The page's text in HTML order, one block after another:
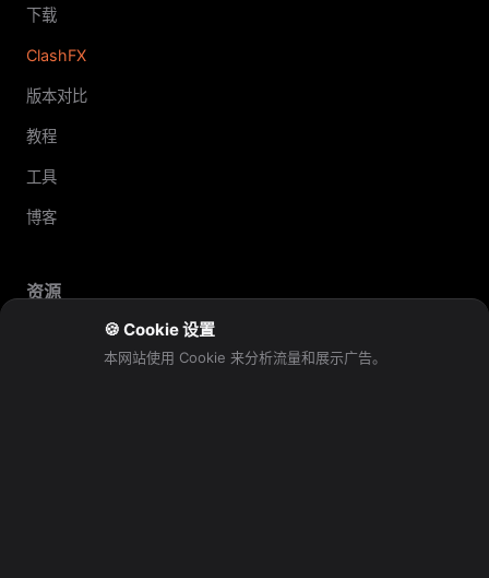
下载
ClashFX
版本对比
教程
工具
博客
资源
🍪 Cookie 设置
本网站使用 Cookie 来分析流量和展示广告。